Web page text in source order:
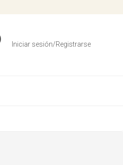
Iniciar sesión/Registrarse